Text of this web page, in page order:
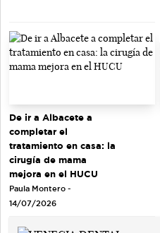
De ir a Albacete a
completar el
tratamiento en casa: la
cirugía de mama
mejora en el HUCU
Paula Montero -
14/07/2026